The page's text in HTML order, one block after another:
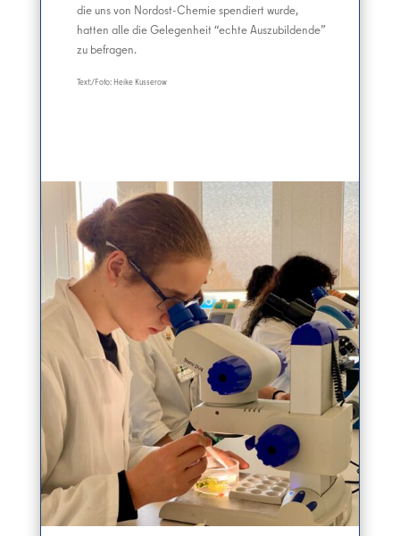
die uns von Nordost-Chemie spendiert wurde,
hatten alle die Gelegenheit “echte Auszubildende”
zu befragen.
Text:/Foto: Heike Kusserow